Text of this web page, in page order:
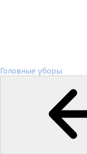
Головные уборы